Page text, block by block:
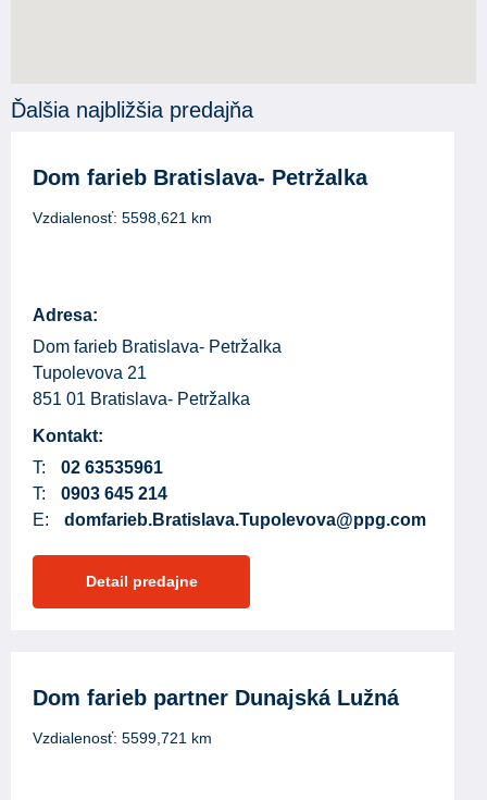
Ďalšia najbližšia predajňa
Dom farieb Bratislava- Petržalka
Vzdialenosť: 5598,621 km
Adresa:
Dom farieb Bratislava- Petržalka
Tupolevova 21
851 01 Bratislava- Petržalka
Kontakt:
T:
02 63535961
T:
0903 645 214
E:
domfarieb.Bratislava.Tupolevova@ppg.com
Detail predajne
Dom farieb partner Dunajská Lužná
Vzdialenosť: 5599,721 km